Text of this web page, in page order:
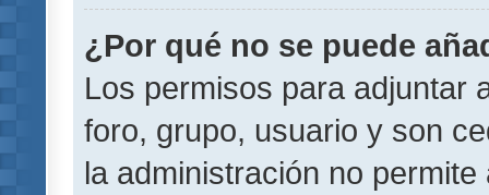
¿Por qué no se puede
Los permisos para adjuntar
foro, grupo, usuario y son
la administración no